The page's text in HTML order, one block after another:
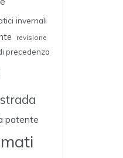
invernali
revisione
precedenza
strada
patente